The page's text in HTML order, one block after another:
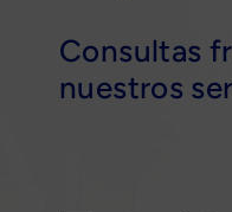
Consultas
nuestros